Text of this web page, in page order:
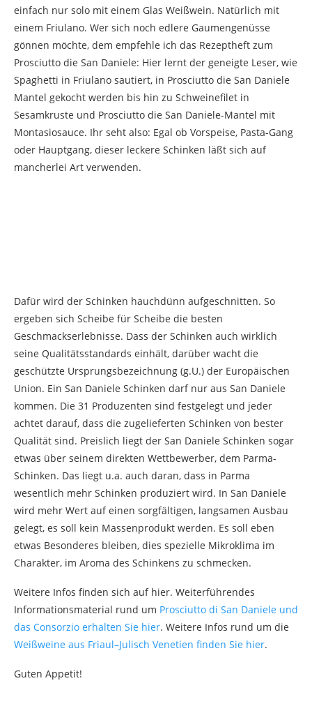
einfach nur solo mit einem Glas Weißwein. Natürlich mit
einem Friulano. Wer sich noch edlere Gaumengenüsse
gönnen möchte, dem empfehle ich das Rezeptheft zum
Prosciutto die San Daniele: Hier lernt der geneigte Leser, wie
Spaghetti in Friulano sautiert, in Prosciutto die San Daniele
Mantel gekocht werden bis hin zu Schweinefilet in
Sesamkruste und Prosciutto die San Daniele-Mantel mit
Montasiosauce. Ihr seht also: Egal ob Vorspeise, Pasta-Gang
oder Hauptgang, dieser leckere Schinken läßt sich auf
mancherlei Art verwenden.
Dafür wird der Schinken hauchdünn aufgeschnitten. So
ergeben sich Scheibe für Scheibe die besten
Geschmackserlebnisse. Dass der Schinken auch wirklich
seine Qualitätsstandards einhält, darüber wacht die
geschützte Ursprungsbezeichnung (g.U.) der Europäischen
Union. Ein San Daniele Schinken darf nur aus San Daniele
kommen. Die 31 Produzenten sind festgelegt und jeder
achtet darauf, dass die zugelieferten Schinken von bester
Qualität sind. Preislich liegt der San Daniele Schinken sogar
etwas über seinem direkten Wettbewerber, dem Parma-
Schinken. Das liegt u.a. auch daran, dass in Parma
wesentlich mehr Schinken produziert wird. In San Daniele
wird mehr Wert auf einen sorgfältigen, langsamen Ausbau
gelegt, es soll kein Massenprodukt werden. Es soll eben
etwas Besonderes bleiben, dies spezielle Mikroklima im
Charakter, im Aroma des Schinkens zu schmecken.
Weitere Infos finden sich auf hier. Weiterführendes
Informationsmaterial rund um Prosciutto di San Daniele und
das Consorzio erhalten Sie hier. Weitere Infos rund um die
Weißweine aus Friaul–Julisch Venetien finden Sie hier.
Guten Appetit!